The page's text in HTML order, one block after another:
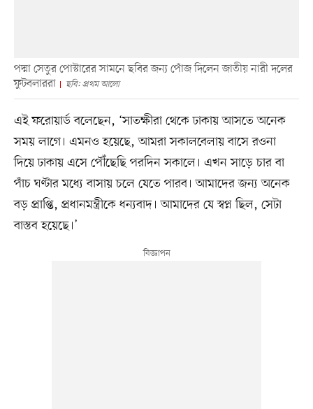
পদ্মা সেতুর পোস্টারের সামনে ছবির জন্য পোঁজ দিলেন জাতীয় নারী দলের
ফুটবলাররা
ছবি: প্রথম আলো
এই ফরোয়ার্ড বলেছেন, ‘সাতক্ষীরা থেকে ঢাকায় আসতে অনেক
সময় লাগে। এমনও হয়েছে, আমরা সকালবেলায় বাসে রওনা
দিয়ে ঢাকায় এসে পৌঁছেছি পরদিন সকালে। এখন সাড়ে চার বা
পাঁচ ঘণ্টার মধ্যে বাসায় চলে যেতে পারব। আমাদের জন্য অনেক
বড় প্রাপ্তি, প্রধানমন্ত্রীকে ধন্যবাদ। আমাদের যে স্বপ্ন ছিল, সেটা
বাস্তব হয়েছে।’